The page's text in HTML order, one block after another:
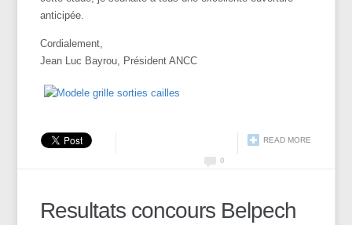
anticipée.
Cordialement,
Jean Luc Bayrou, Président ANCC
READ MORE
0
Resultats concours Belpech